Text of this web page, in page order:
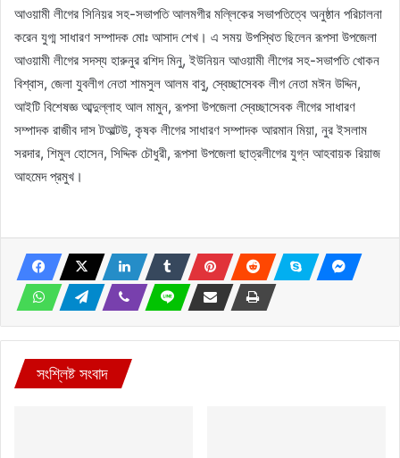
আওয়ামী লীগের সিনিয়র সহ-সভাপতি আলমগীর মল্লিকের সভাপতিত্বে অনুষ্ঠান পরিচালনা
করেন যুগ্ম সাধারণ সম্পাদক মোঃ আসাদ শেখ। এ সময় উপস্থিত ছিলেন রূপসা উপজেলা
আওয়ামী লীগের সদস্য হারুনুর রশিদ মিনু, ইউনিয়ন আওয়ামী লীগের সহ-সভাপতি খোকন
বিশ্বাস, জেলা যুবলীগ নেতা শামসুল আলম বাবু, স্বেচ্ছাসেবক লীগ নেতা মঈন উদ্দিন,
আইটি বিশেষজ্ঞ আব্দুল্লাহ আল মামুন, রূপসা উপজেলা স্বেচ্ছাসেবক লীগের সাধারণ
সম্পাদক রাজীব দাস টআল্টউ, কৃষক লীগের সাধারণ সম্পাদক আরমান মিয়া, নুর ইসলাম
সরদার, শিমুল হোসেন, সিদ্দিক চৌধুরী, রূপসা উপজেলা ছাত্রলীগের যুগ্ন আহবায়ক রিয়াজ
আহমেদ প্রমুখ।
সংশ্লিষ্ট সংবাদ